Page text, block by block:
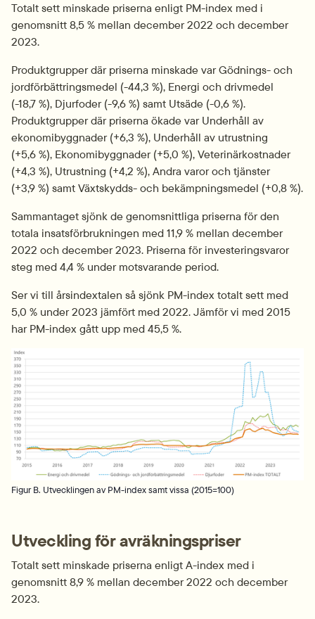
Totalt sett minskade priserna enligt PM-index med i
genomsnitt 8,5 % mellan december 2022 och december
2023.
Produktgrupper där priserna minskade var Gödnings- och
jordförbättringsmedel (-44,3 %), Energi och drivmedel
(-18,7 %), Djurfoder (-9,6 %) samt Utsäde (-0,6 %).
Produktgrupper där priserna ökade var Underhåll av
ekonomibyggnader (+6,3 %), Underhåll av utrustning
(+5,6 %), Ekonomibyggnader (+5,0 %), Veterinärkostnader
(+4,3 %), Utrustning (+4,2 %), Andra varor och tjänster
(+3,9 %) samt Växtskydds- och bekämpningsmedel (+0,8 %).
Sammantaget sjönk de genomsnittliga priserna för den
totala insatsförbrukningen med 11,9 % mellan december
2022 och december 2023. Priserna för investerings­varor
steg med 4,4 % under motsvarande period.
Ser vi till årsindextalen så sjönk PM-index totalt sett med
5,0 % under 2023 jämfört med 2022. Jämför vi med 2015
har PM-index gått upp med 45,5 %.
Figur B. Utvecklingen av PM-index samt vissa (2015=100)
Utveckling för avräkningspriser
Totalt sett minskade priserna enligt A-index med i
genomsnitt 8,9 % mellan december 2022 och december
2023.